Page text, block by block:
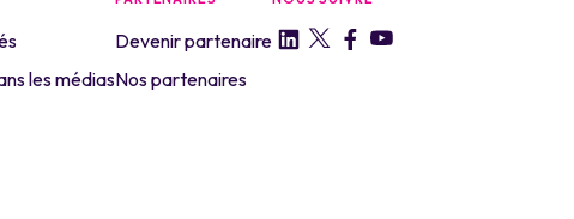
les médias
Devenir partenaire
Nos partenaires